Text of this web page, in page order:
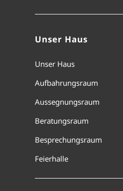
Unser Haus
Unser Haus
Aufbahrungsraum
Aussegnungsraum
Beratungsraum
Besprechungsraum
Feierhalle